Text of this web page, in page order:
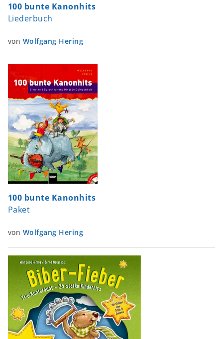
100 bunte Kanonhits
Liederbuch
von Wolfgang Hering
100 bunte Kanonhits
Paket
von Wolfgang Hering